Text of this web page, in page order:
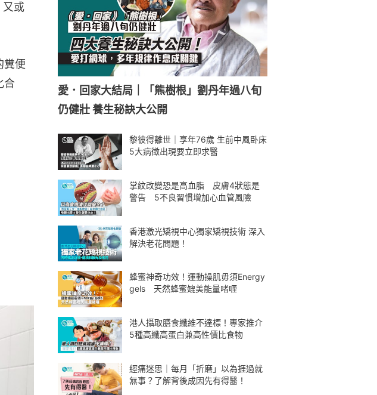
又或
糞便
合
愛．回家大結局｜「熊樹根」劉丹年過八旬
仍健壯 養生秘訣大公開
黎彼得離世｜享年76歲 生前中風卧床
5大病徵出現要立即求醫
掌紋改變恐是高血脂 皮膚4狀態是
警告 5不良習慣增加心血管風險
香港激光矯視中心獨家矯視技術 深入
解決老花問題！
蜂蜜神奇功效！運動操肌毋須Energy
gels 天然蜂蜜媲美能量啫喱
港人攝取膳食纖維不達標！專家推介
5種高纖高蛋白兼高性價比食物
經痛迷思｜每月「折磨」以為捱過就
無事？了解背後成因先有得醫！